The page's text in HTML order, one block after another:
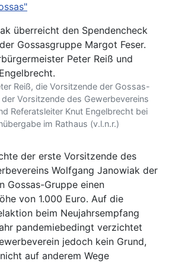
Reiß, die Vorsitzende der Gossas-
Vorsitzende des Gewerbevereins
Referatsleiter Knut Engelbrecht bei
im Rathaus (v.l.n.r.)
der erste Vorsitzende des
Wolfgang Janowiak der
Gossas-Gruppe einen
von 1.000 Euro. Auf die
beim Neujahrsempfang
pandemiebedingt verzichtet
jedoch kein Grund,
auf anderem Wege